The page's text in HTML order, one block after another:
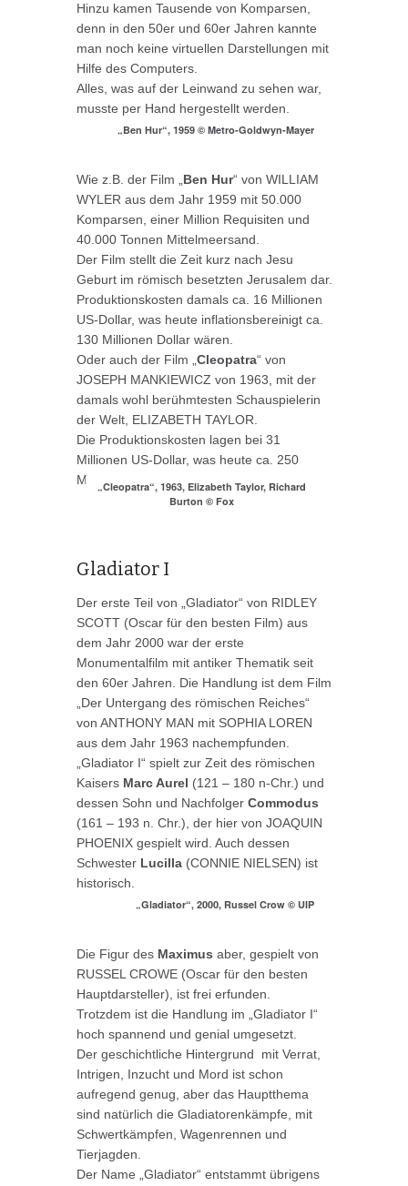
Hinzu kamen Tausende von Komparsen,
denn in den 50er und 60er Jahren kannte
man noch keine virtuellen Darstellungen mit
Hilfe des Computers.
Alles, was auf der Leinwand zu sehen war,
musste per Hand hergestellt werden.
„Ben Hur“, 1959 © Metro-Goldwyn-Mayer
Wie z.B. der Film „ Ben Hur“ von WILLIAM
WYLER aus dem Jahr 1959 mit 50.000
Komparsen, einer Million Requisiten und
40.000 Tonnen Mittelmeersand.
Der Film stellt die Zeit kurz nach Jesu
Geburt im römisch besetzten Jerusalem dar.
Produktionskosten damals ca. 16 Millionen
US-Dollar, was heute inflationsbereinigt ca.
130 Millionen Dollar wären.
Oder auch der Film „ Cleopatra“ von
JOSEPH MANKIEWICZ von 1963, mit der
damals wohl berühmtesten Schauspielerin
der Welt, ELIZABETH TAYLOR.
Die Produktionskosten lagen bei 31
Millionen US-Dollar, was heute ca. 250
Millionen Dollar wären.
„Cleopatra“, 1963, Elizabeth Taylor, Richard
Burton © Fox
Gladiator I
Der erste Teil von „Gladiator“ von RIDLEY
SCOTT (Oscar für den besten Film) aus
dem Jahr 2000 war der erste
Monumentalfilm mit antiker Thematik seit
den 60er Jahren. Die Handlung ist dem Film
„Der Untergang des römischen Reiches“
von ANTHONY MAN mit SOPHIA LOREN
aus dem Jahr 1963 nachempfunden.
„Gladiator I“ spielt zur Zeit des römischen
Kaisers Marc Aurel (121 – 180 n-Chr.) und
dessen Sohn und Nachfolger Commodus
(161 – 193 n. Chr.), der hier von JOAQUIN
PHOENIX gespielt wird. Auch dessen
Schwester Lucilla(CONNIE NIELSEN) ist
historisch.
„Gladiator“, 2000, Russel Crow © UIP
Die Figur des Maximus aber, gespielt von
RUSSEL CROWE (Oscar für den besten
Hauptdarsteller), ist frei erfunden.
Trotzdem ist die Handlung im „Gladiator I“
hoch spannend und genial umgesetzt.
Der geschichtliche Hintergrund mit Verrat,
Intrigen, Inzucht und Mord ist schon
aufregend genug, aber das Hauptthema
sind natürlich die Gladiatorenkämpfe, mit
Schwertkämpfen, Wagenrennen und
Tierjagden.
Der Name „Gladiator“ entstammt übrigens